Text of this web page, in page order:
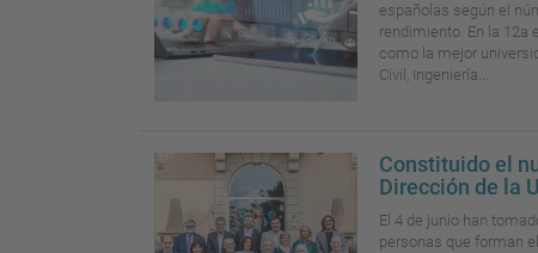
españolas según el
rendimiento. En la 12a
como la mejor
Civil, Ingeniería...
Constituido el
Dirección de la
El 4 de junio han
personas que forman